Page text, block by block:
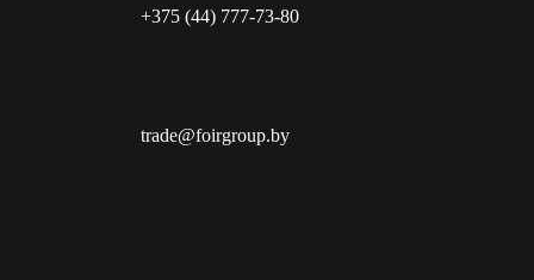
+375 (44) 777-73-80
trade@foirgroup.by